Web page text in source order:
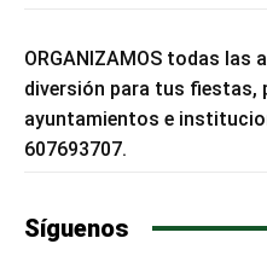
ORGANIZAMOS todas las
diversión para tus fiestas,
ayuntamientos e
607693707.
Síguenos